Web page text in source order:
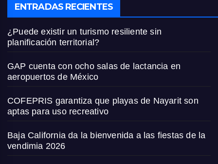
ENTRADAS RECIENTES
¿Puede existir un turismo resiliente sin
planificación territorial?
GAP cuenta con ocho salas de lactancia en
aeropuertos de México
COFEPRIS garantiza que playas de Nayarit son
aptas para uso recreativo
Baja California da la bienvenida a las fiestas de la
vendimia 2026